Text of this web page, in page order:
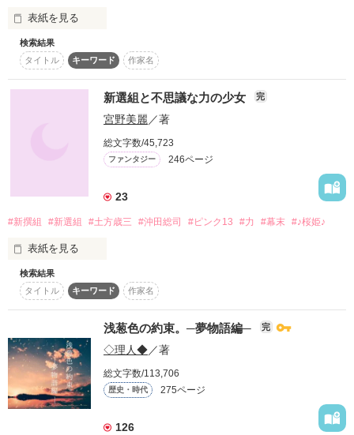
こちらの題名は、『Ｔｉｍｅ〜幕末と平成と時々鬼〜』です(*
読んでくださる方々に感謝を( 〃▽〃)
作品を読む
初めての小説です！
グダグダですが、
暖かい目で読んでやってください(*^_^*)
なっかなか歴史上の事件に辿りつかないこの小説←
歴史に忠実なほうがいい！
ーーーーーーーーーーーーーーーーーー
そして、ジャンル別ランキング、
Berry's cafeにて最高１位！！
野いちごにて最高１位！！
そして、読者数400人突破！！
ギャーーーーー！！！
ま・じ・か((((；ﾟДﾟ)))))))！
2012/12/20
☆執筆開始☆
※史実を元にしたフィクションです。
©sawa
作品を読む
大人になった少女
伊吹栞(いぶきしおり)
×
土方歳三(ひじかたとしぞう)
沖田総司(おきたそうじ)
斎藤一(さいとうはじめ)
山崎烝(やまざきすすむ)
藤堂平助(とうどうへいすけ)
原田左之助(はらださのすけ)
永倉新八(ながくらしんぱち)
絆？
そんなもの、信じね。
闇の中の少年
松平千栗(まつだいらちあき)
×
土方歳三(ひじかたとしぞう)
沖田総司(おきたそうじ)
斎藤一(さいとうはじめ)
藤堂平助(とうどうへいすけ)
原田左之助(はらださのすけ)
表紙を見る
平成の世で平和に暮らしていた少女
＊間島　矢央＊
まじま　やお
ある日、見つけた赤石によって
少女は激動の時代へと導かれ
とある集団と出逢う。
“新選組”
それぞれに複雑な想いにかられ
そして惹かれていった。
「私は、新選組（ここ）で生きていきたい」
出逢うはずのなかった人達との出逢い
そして悲しき別れを経験し
少女は少しずつ成長していくーーー
検索結果
タイトル
キーワード 作家名
新選組と不思議な力の少女 完
宮野美麗 ／著
総文字数/45,723
ファンタジー 246ページ
23
#新撰組 #新選組 #土方歳三 #沖田総司 #ピンク13 #力 #幕末 #♪桜姫♪
表紙を見る
私はある日井戸に落ちた
目が覚めると違う世界にいた
なんとそこは江戸時代だった！！
緋紅葉
「あたし殺されるんですか？」
「まぁいいですけど」
検索結果
タイトル
キーワード 作家名
浅葱色の約束。─夢物語編─ 完
◇理人◆／著
総文字数/113,706
歴史・時代 275ページ
126